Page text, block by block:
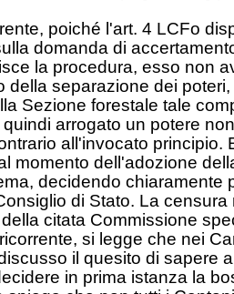
poiché l'art. 4 LCFo
domanda di
la procedura, esso non
della separazione dei
Sezione forestale tale
arrogato un potere
all'invocato principio.
momento dell'adozione
decidendo chiaramente
di Stato. La
citata Commissione
si legge che nei
il quesito di sapere
in prima istanza la